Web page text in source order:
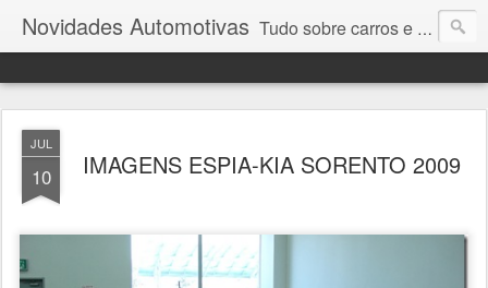
Novidades Automotivas Tudo sobre carros e motores
JUL
10 IMAGENS ESPIA-KIA SORENTO 2009